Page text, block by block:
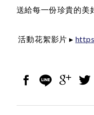
送給每一份珍貴的美
活動花絮影片 ▸